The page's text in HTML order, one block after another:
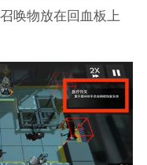
唤物放在回血板上